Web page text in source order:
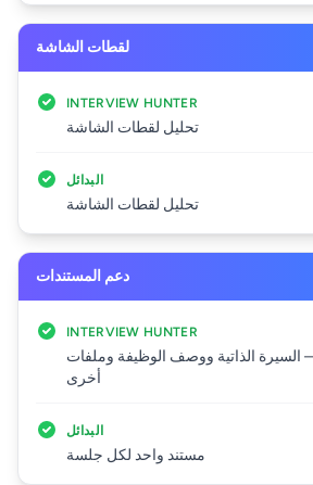
لقطات الشاشة
INTERVIEW HUNTER
تحليل لقطات الشاشة
البدائل
تحليل لقطات الشاشة
دعم المستندات
INTERVIEW HUNTER
الذاتية ووصف الوظيفة وملفات
أخرى
البدائل
مستند واحد لكل جلسة